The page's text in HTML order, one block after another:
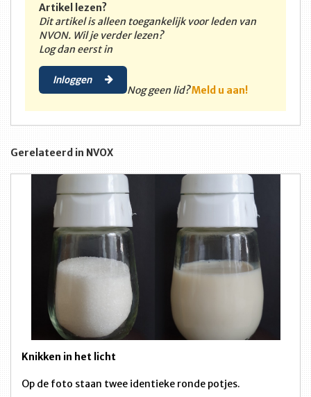
Artikel lezen?
Dit artikel is alleen toegankelijk voor leden van
NVON. Wil je verder lezen?
Log dan eerst in
Inloggen
Nog geen lid?Meld u aan!
Gerelateerd in NVOX
Knikken in het licht
Op de foto staan twee identieke ronde potjes.